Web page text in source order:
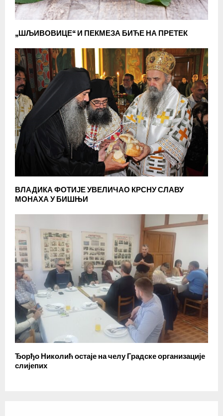
„ШЉИВОВИЦЕ“ И ПЕКМЕЗА БИЋЕ НА ПРЕТЕК
ВЛАДИКА ФОТИЈЕ УВЕЛИЧАО КРСНУ СЛАВУ
МОНАХА У БИШЊИ
Ђорђо Николић остаје на челу Градске организације
слијепих